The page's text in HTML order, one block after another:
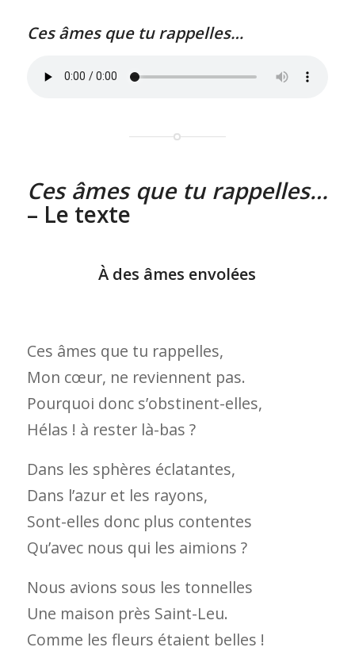
Ces âmes que tu rappelles…
Ces âmes que tu rappelles…
– Le texte
À des âmes envolées
Ces âmes que tu rappelles,
Mon cœur, ne reviennent pas.
Pourquoi donc s’obstinent-elles,
Hélas ! à rester là-bas ?
Dans les sphères éclatantes,
Dans l’azur et les rayons,
Sont-elles donc plus contentes
Qu’avec nous qui les aimions ?
Nous avions sous les tonnelles
Une maison près Saint-Leu.
Comme les fleurs étaient belles !